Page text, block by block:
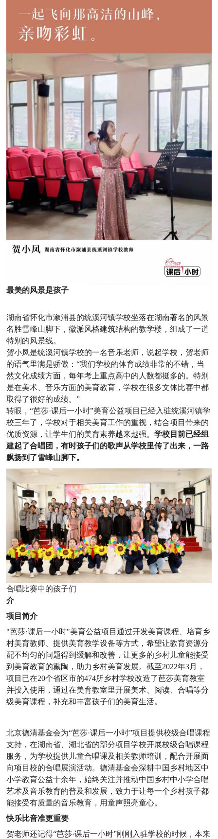
最美的风景是孩子
湖南省怀化市溆浦县的统溪河镇学校坐落在湖南著名的风景
名胜雪峰山脚下，徽派风格建筑结构的教学楼，组成了一道
特别的风景线。
贺小凤是统溪河镇学校的一名音乐老师，说起学校，贺老师
的语气里满是骄傲：“我们学校的体育成绩非常的不错，当
然文化成绩方面，每年考上重点高中的人数都挺多的。特别
是在美术、音乐方面的美育教育，学校在很多文体比赛中都
取得了很好的成绩。”
转眼，“芭莎·课后一小时”美育公益项目已经入驻统溪河镇学
校三年了，学校对于相关美育工作的重视，结合项目带来的
优质资源，让学生们的美育素养越来越强。学校目前已经组
建起了合唱团，有时孩子们的歌声从学校里传了出来，一路
飘扬到了雪峰山脚下。
合唱比赛中的孩子们
介
项目简介
"芭莎·课后一小时"美育公益项目通过开发美育课程、培育乡
村美育教师、提供美育教学设备等方式，希望让教育资源分
配不均匀的问题得到缓解和改善，让更多的乡村儿童能接受
到美育教育的熏陶，助力乡村美育发展。截至2022年3月，
项目已在20个省区市的474所乡村学校改造了芭莎美育教室
并投入使用，通过在美育教室里开展美术、阅读、合唱等分
级美育课程，补充和丰富孩子们的美育生活。
北京德清基金会为“芭莎·课后一小时”项目提供校级合唱课程
支持，在湖南省、湖北省的部分项目学校开展校级合唱课程
服务，为学校提供儿童合唱课及相关教师培训，配合开展面
向项目校的合唱展演活动。德清基金会深耕中国乡村地区中
小学教育公益十余年，始终关注并推动中国乡村中小学合唱
艺术及音乐教育的普及和发展，致力于让每一个乡村孩子都
能接受有质量的音乐教育，用童声照亮童心。
快乐比音准更重要
贺老师还记得“芭莎·课后一小时”刚刚入驻学校的时候，本来